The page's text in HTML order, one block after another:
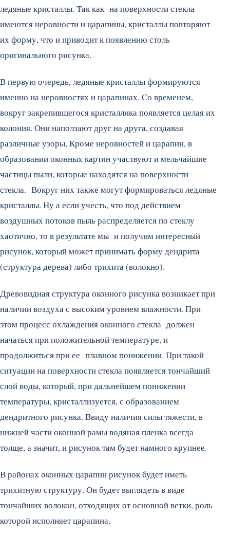
ледяные кристаллы. Так как на поверхности стекла
имеются неровности и царапины, кристаллы повторяют
их форму, что и приводит к появлению столь
оригинального рисунка.
В первую очередь, ледяные кристаллы формируются
именно на неровностях и царапинах. Со временем,
вокруг закрепившегося кристаллика появляется целая их
колония. Они наползают друг на друга, создавая
различные узоры, Кроме неровностей и царапин, в
образовании оконных картин участвуют и мельчайшие
частицы пыли, которые находятся на поверхности
стекла. Вокруг них также могут формироваться ледяные
кристаллы. Ну а если учесть, что под действием
воздушных потоков пыль распределяется по стеклу
хаотично, то в результате мы и получим интересный
рисунок, который может принимать форму дендрита
(структура дерева) либо трихита (волокно).
Древовидная структура оконного рисунка возникает при
наличии воздуха с высоким уровнем влажности. При
этом процесс охлаждения оконного стекла должен
начаться при положительной температуре, и
продолжиться при ее плавном понижении. При такой
ситуации на поверхности стекла появляется тончайший
слой воды, который, при дальнейшем понижении
температуры, кристаллизуется, с образованием
дендритного рисунка. Ввиду наличия силы тяжести, в
нижней части оконной рамы водяная пленка всегда
толще, а значит, и рисунок там будет намного крупнее.
В районах оконных царапин рисунок будет иметь
трихитную структуру. Он будет выглядеть в виде
тончайших волокон, отходящих от основной ветки, роль
которой исполняет царапина.